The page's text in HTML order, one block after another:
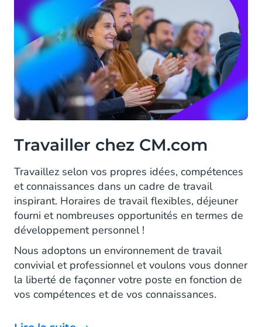
Travailler chez CM.com
Travaillez selon vos propres idées, compétences
et connaissances dans un cadre de travail
inspirant. Horaires de travail flexibles, déjeuner
fourni et nombreuses opportunités en termes de
développement personnel !
Nous adoptons un environnement de travail
convivial et professionnel et voulons vous donner
la liberté de façonner votre poste en fonction de
vos compétences et de vos connaissances.